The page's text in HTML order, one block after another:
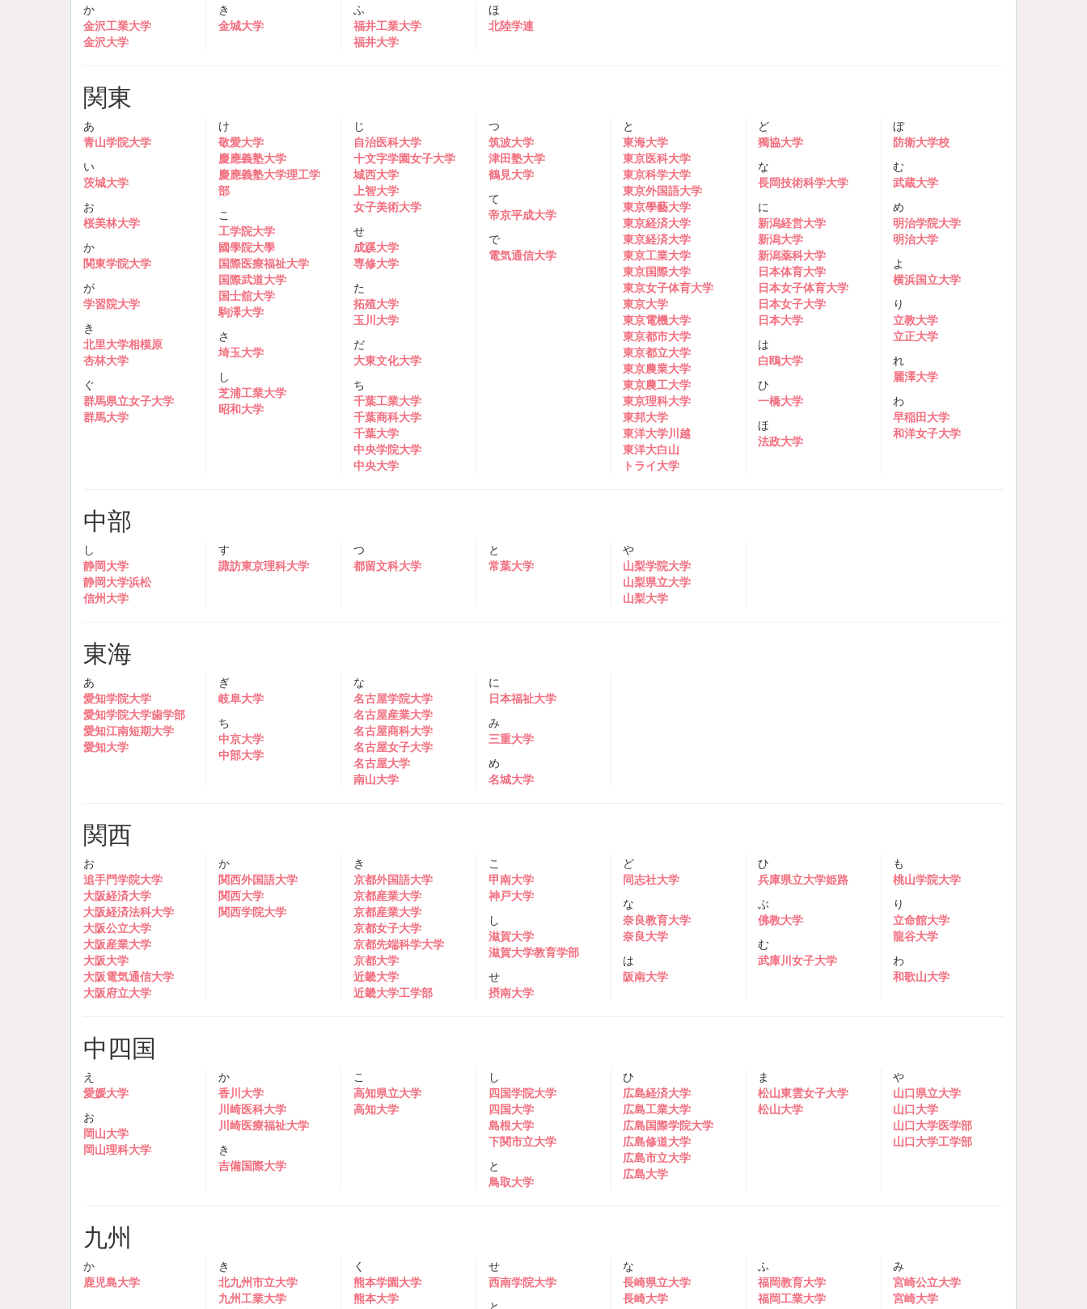
か
金沢工業大学
金沢大学
き
金城大学
ふ
福井工業大学
福井大学
ほ
北陸学連
関東
あ
青山学院大学
い
茨城大学
お
桜美林大学
か
関東学院大学
が
学習院大学
き
北里大学相模原
杏林大学
ぐ
群馬県立女子大学
群馬大学
け
敬愛大学
慶應義塾大学
慶應義塾大学理工学
部
こ
工学院大学
國學院大學
国際医療福祉大学
国際武道大学
国士舘大学
駒澤大学
さ
埼玉大学
し
芝浦工業大学
昭和大学
じ
自治医科大学
十文字学園女子大学
城西大学
上智大学
女子美術大学
せ
成蹊大学
専修大学
た
拓殖大学
玉川大学
だ
大東文化大学
ち
千葉工業大学
千葉商科大学
千葉大学
中央学院大学
中央大学
つ
筑波大学
津田塾大学
鶴見大学
て
帝京平成大学
で
電気通信大学
と
東海大学
東京医科大学
東京科学大学
東京外国語大学
東京學藝大学
東京経済大学
東京経済大学
東京工業大学
東京国際大学
東京女子体育大学
東京大学
東京電機大学
東京都市大学
東京都立大学
東京農業大学
東京農工大学
東京理科大学
東邦大学
東洋大学川越
東洋大白山
トライ大学
ど
獨協大学
な
長岡技術科学大学
に
新潟経営大学
新潟大学
新潟薬科大学
日本体育大学
日本女子体育大学
日本女子大学
日本大学
は
白鴎大学
ひ
一橋大学
ほ
法政大学
ぼ
防衛大学校
む
武蔵大学
め
明治学院大学
明治大学
よ
横浜国立大学
り
立教大学
立正大学
れ
麗澤大学
わ
早稲田大学
和洋女子大学
中部
し
静岡大学
静岡大学浜松
信州大学
す
諏訪東京理科大学
つ
都留文科大学
と
常葉大学
や
山梨学院大学
山梨県立大学
山梨大学
東海
あ
愛知学院大学
愛知学院大学歯学部
愛知江南短期大学
愛知大学
ぎ
岐阜大学
ち
中京大学
中部大学
な
名古屋学院大学
名古屋産業大学
名古屋商科大学
名古屋女子大学
名古屋大学
南山大学
に
日本福祉大学
み
三重大学
め
名城大学
関西
お
追手門学院大学
大阪経済大学
大阪経済法科大学
大阪公立大学
大阪産業大学
大阪大学
大阪電気通信大学
大阪府立大学
か
関西外国語大学
関西大学
関西学院大学
き
京都外国語大学
京都産業大学
京都産業大学
京都女子大学
京都先端科学大学
京都大学
近畿大学
近畿大学工学部
こ
甲南大学
神戸大学
し
滋賀大学
滋賀大学教育学部
せ
摂南大学
ど
同志社大学
な
奈良教育大学
奈良大学
は
阪南大学
ひ
兵庫県立大学姫路
ぶ
佛教大学
む
武庫川女子大学
も
桃山学院大学
り
立命館大学
龍谷大学
わ
和歌山大学
中四国
え
愛媛大学
お
岡山大学
岡山理科大学
か
香川大学
川崎医科大学
川崎医療福祉大学
き
吉備国際大学
こ
高知県立大学
高知大学
し
四国学院大学
四国大学
島根大学
下関市立大学
と
鳥取大学
ひ
広島経済大学
広島工業大学
広島国際学院大学
広島修道大学
広島市立大学
広島大学
ま
松山東雲女子大学
松山大学
や
山口県立大学
山口大学
山口大学医学部
山口大学工学部
九州
か
鹿児島大学
き
北九州市立大学
九州工業大学
く
熊本学園大学
熊本大学
せ
西南学院大学
と
な
長崎県立大学
長崎大学
ふ
福岡教育大学
福岡工業大学
み
宮崎公立大学
宮崎大学